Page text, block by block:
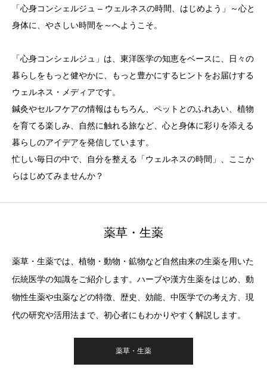
「心身コンシェルジュ – ウェルネスの時間、はじめよう」～心と
身体に、やさしい時間を～へようこそ。
「心身コンシェルジュ」は、東洋医学の知恵をベースに、日々の
暮らしをもっと健やかに、もっと豊かにするヒントをお届けする
ウェルネス・メディアです。
鍼灸やセルフケアの情報はもちろん、ペットとのふれあい、植物
を育てる楽しみ、自然に触れる旅など、心と身体に彩りを添える
暮らしのアイデアを発信しています。
忙しい毎日の中で、自分を整える「ウェルネスの時間」、ここか
らはじめてみませんか？
薬草・生薬
薬草・生薬では、植物・動物・鉱物など自然由来の生薬を用いた
伝統医学の知識をご紹介します。ハーブや漢方生薬をはじめ、動
物性生薬や虫薬などの特徴、歴史、効能、中医学での考え方、現
代の研究や活用法まで、初心者にもわかりやすく解説します。
薬草・生薬